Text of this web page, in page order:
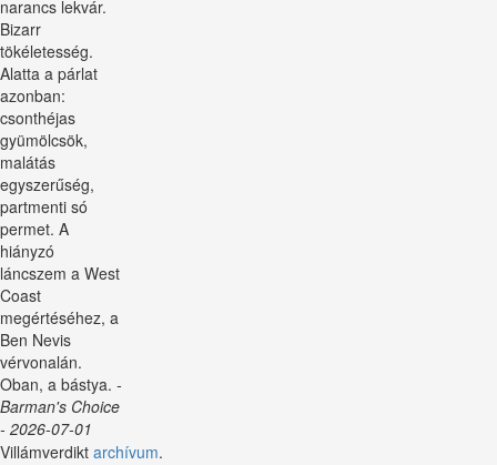
narancs lekvár.
Bizarr
tökéletesség.
Alatta a párlat
azonban:
csonthéjas
gyümölcsök,
malátás
egyszerűség,
partmenti só
permet. A
hiányzó
láncszem a West
Coast
megértéséhez, a
Ben Nevis
vérvonalán.
Oban, a bástya. -
Barman's Choice
- 2026-07-01
Villámverdikt archívum.